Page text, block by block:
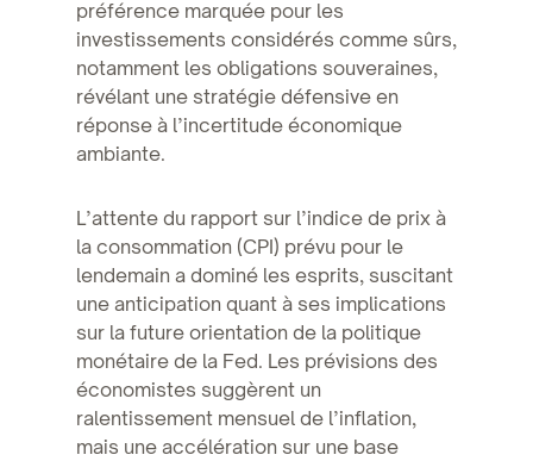
préférence marquée pour les
investissements considérés comme sûrs,
notamment les obligations souveraines,
révélant une stratégie défensive en
réponse à l’incertitude économique
ambiante.
L’attente du rapport sur l’indice de prix à
la consommation (CPI) prévu pour le
lendemain a dominé les esprits, suscitant
une anticipation quant à ses implications
sur la future orientation de la politique
monétaire de la Fed. Les prévisions des
économistes suggèrent un
ralentissement mensuel de l’inflation,
mais une accélération sur une base